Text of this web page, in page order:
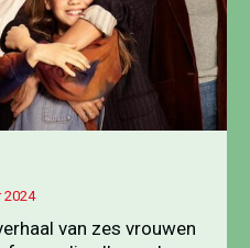
2024
van zes vrouwen